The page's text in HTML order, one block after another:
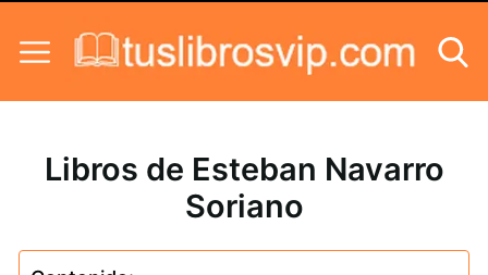
Libros de Esteban Navarro
Soriano